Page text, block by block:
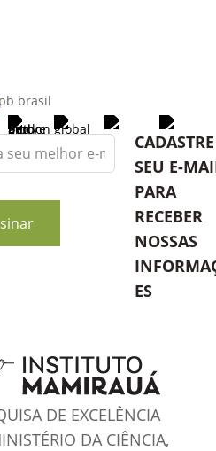
CADASTRE
SEU E-
PARA
RECEBER
NOSSAS
ES
DE EXCELÊNCIA
DA CIÊNCIA,